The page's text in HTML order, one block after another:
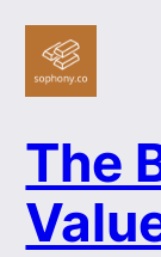
Skip
content
The